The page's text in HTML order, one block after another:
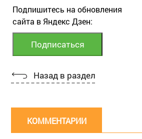
Подпишитесь на обновления
сайта в Яндекс Дзен:
Назад в раздел
КОММЕНТАРИИ